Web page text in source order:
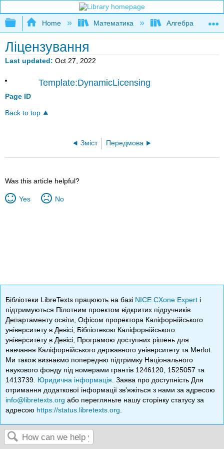
Expand/collapse global hierarchy
Home Математика Алгебра
Ліцензування
Last updated Oct 27, 2022
Page ID
Template:DynamicLicensing
Back to top
Зміст Передмова
Was this article helpful?
Yes No
Бібліотеки LibreTexts працюють на базі NICE CXone Expert і
підтримуються Пілотним проектом відкритих підручників
Департаменту освіти, Офісом проректора Каліфорнійського
університету в Девісі, Бібліотекою Каліфорнійського
університету в Девісі, Програмою доступних рішень для
навчання Каліфорнійського державного університету та Merlot.
Ми також визнаємо попередню підтримку Національного
наукового фонду під номерами грантів 1246120, 1525057 та
1413739. Юридична інформація . Заява про доступність Для
отримання додаткової інформації зв’яжіться з нами за адресою
info@libretexts.org або перегляньте нашу сторінку статусу за
адресою https://status.libretexts.org